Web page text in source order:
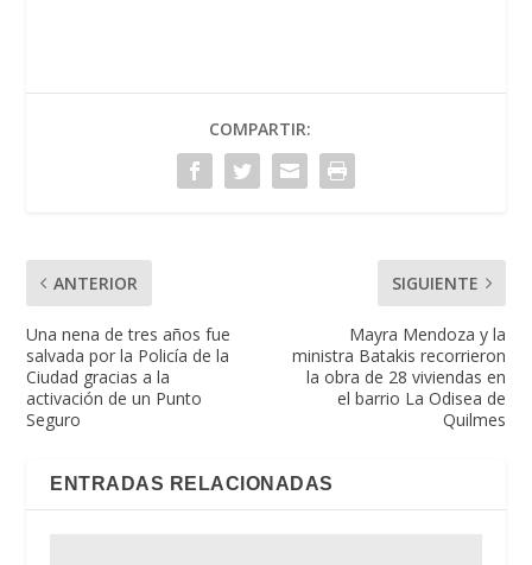
COMPARTIR:
ANTERIOR
Una nena de tres años fue
salvada por la Policía de la
Ciudad gracias a la
activación de un Punto
Seguro
SIGUIENTE
Mayra Mendoza y la
ministra Batakis recorrieron
la obra de 28 viviendas en
el barrio La Odisea de
Quilmes
ENTRADAS RELACIONADAS